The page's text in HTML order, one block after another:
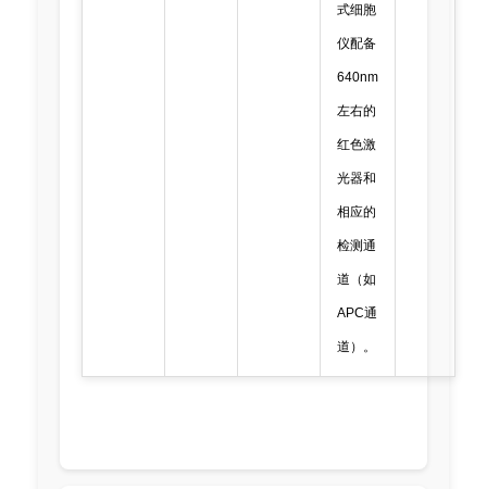
式细胞
仪配备
640nm
左右的
红色激
光器和
相应的
检测通
道（如
APC通
道）。